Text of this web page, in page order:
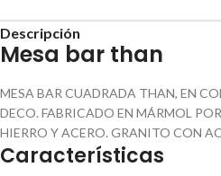
Descripción
Mesa bar than
MESA BAR CUADRADA THAN, EN
DECO. FABRICADO EN MÁRMOL
HIERRO Y ACERO. GRANITO CON
Características